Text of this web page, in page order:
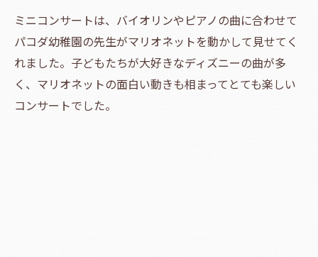
ミニコンサートは、バイオリンやピアノの曲に合わせて
パコダ幼稚園の先生がマリオネットを動かして見せてく
れました。子どもたちが大好きなディズニーの曲が多
く、マリオネットの面白い動きも相まってとても楽しい
コンサートでした。